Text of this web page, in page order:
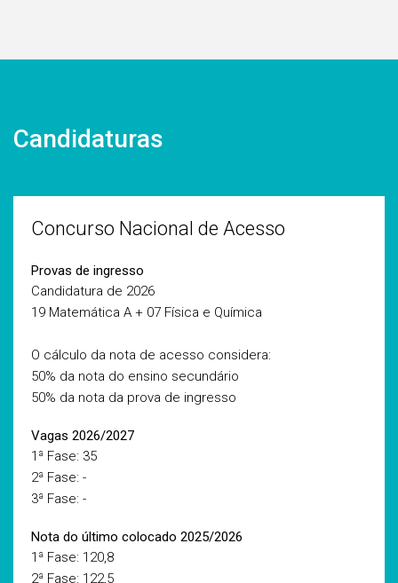
Candidaturas
Concurso Nacional de Acesso
Provas de ingresso
Candidatura de 2026
19 Matemática A + 07 Física e Química
O cálculo da nota de acesso considera:
50% da nota do ensino secundário
50% da nota da prova de ingresso
Vagas 2026/2027
1ª Fase: 35
2ª Fase: -
3ª Fase: -
Nota do último colocado 2025/2026
1ª Fase: 120,8
2ª Fase: 122,5